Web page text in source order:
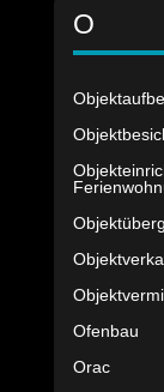
O
Ofenbau
Orac